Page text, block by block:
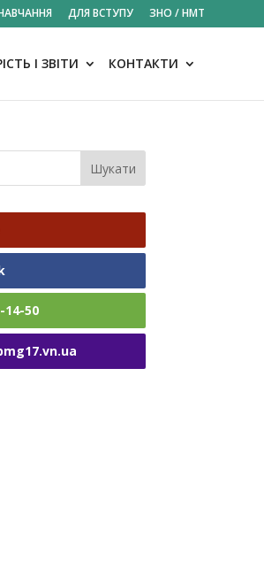
ДЛЯ ВСТУПУ ЗНО / НМТ
І ЗВІТИ КОНТАКТИ
14-50